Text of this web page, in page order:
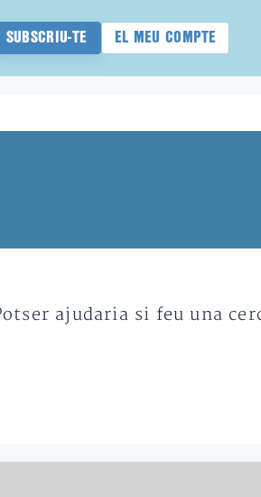
SUBSCRIU-TE EL MEU COMPTE
ajudaria si feu una